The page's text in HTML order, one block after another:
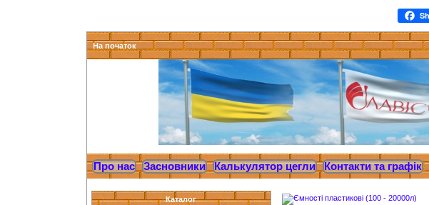
На початок
Про нас Засновники Калькулятор цегли Контакти та графік
Каталог